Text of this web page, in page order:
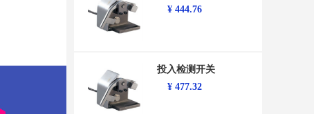
¥ 444.76
投入检测开关
¥ 477.32